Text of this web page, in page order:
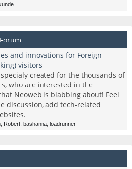
and innovations for Foreign
visitors
created for the thousands of
who are interested in the
Neoweb is blabbing about! Feel
discussion, add tech-related
Robert bashanna loadrunner